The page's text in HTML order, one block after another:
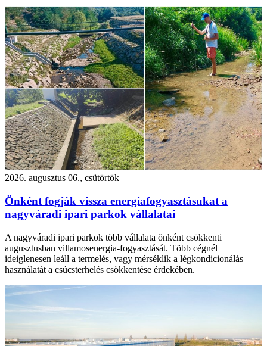
2026. augusztus 06., csütörtök
Önként fogják vissza energiafogyasztásukat a
nagyváradi ipari parkok vállalatai
A nagyváradi ipari parkok több vállalata önként csökkenti
augusztusban villamosenergia-fogyasztását. Több cégnél
ideiglenesen leáll a termelés, vagy mérséklik a légkondicionálás
használatát a csúcsterhelés csökkentése érdekében.